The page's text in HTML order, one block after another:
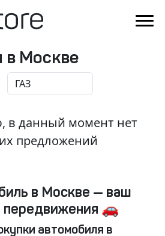
в Москве
в данный момент нет
предложений
в Москве — ваш
передвижения 🚗
автомобиля в